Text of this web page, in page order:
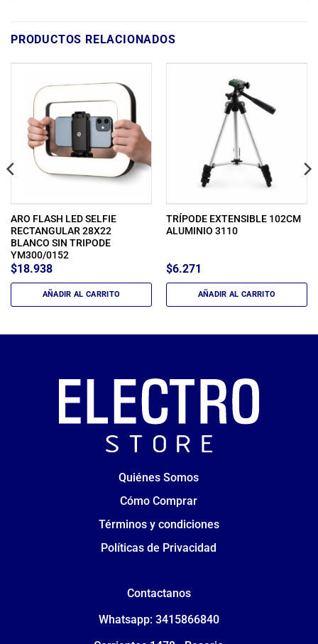
PRODUCTOS RELACIONADOS
ARO FLASH LED SELFIE
RECTANGULAR 28X22
BLANCO SIN TRIPODE
YM300/0152
$18.938
AÑADIR AL CARRITO
TRÍPODE EXTENSIBLE 102CM
ALUMINIO 3110
$6.271
AÑADIR AL CARRITO
Quiénes Somos
Cómo Comprar
Términos y condiciones
Políticas de Privacidad
Contactanos
Whatsapp: 3415866840